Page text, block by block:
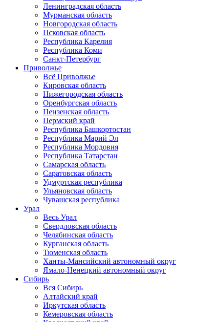
Ленинградская область
Мурманская область
Новгородская область
Псковская область
Республика Карелия
Республика Коми
Санкт-Петербург
Приволжье
Всё Приволжье
Кировская область
Нижегородская область
Оренбургская область
Пензенская область
Пермский край
Республика Башкортостан
Республика Марий Эл
Республика Мордовия
Республика Татарстан
Самарская область
Саратовская область
Удмуртская республика
Ульяновская область
Чувашская республика
Урал
Весь Урал
Свердловская область
Челябинская область
Курганская область
Тюменская область
Ханты-Мансийский автономный округ
Ямало-Ненецкий автономный округ
Сибирь
Вся Сибирь
Алтайский край
Иркутская область
Кемеровская область